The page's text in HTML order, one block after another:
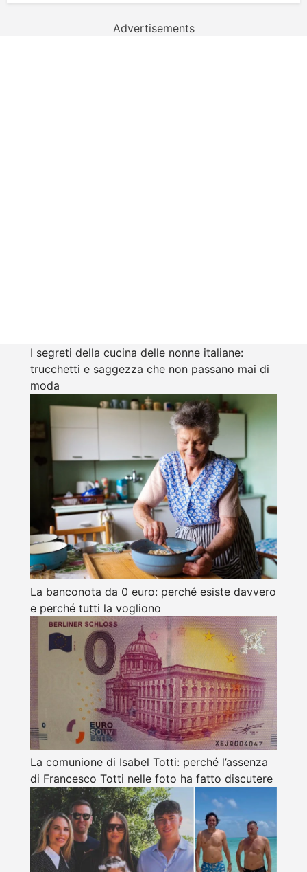
Advertisements
I segreti della cucina delle nonne italiane:
trucchetti e saggezza che non passano mai di
moda
La banconota da 0 euro: perché esiste davvero
e perché tutti la vogliono
La comunione di Isabel Totti: perché l’assenza
di Francesco Totti nelle foto ha fatto discutere